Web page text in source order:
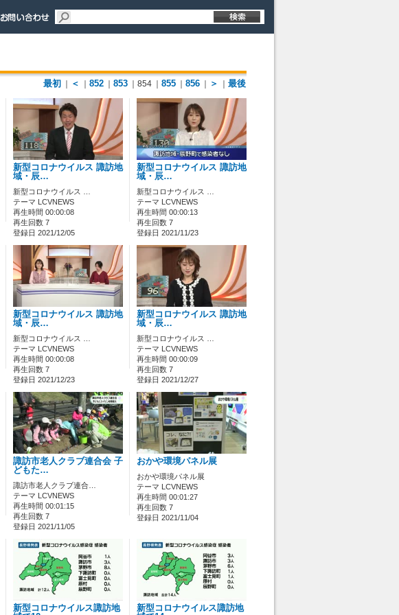
最初
＜ 852 853 ｜854 855 856 ＞ 最後
新型コロナウイルス 諏訪地
域・辰…
新型コロナウイルス …
テーマ LCVNEWS
再生時間 00:00:08
再生回数 7
登録日 2021/12/05
新型コロナウイルス 諏訪地
域・辰…
新型コロナウイルス …
テーマ LCVNEWS
再生時間 00:00:13
再生回数 7
登録日 2021/11/23
新型コロナウイルス 諏訪地
域・辰…
新型コロナウイルス …
テーマ LCVNEWS
再生時間 00:00:08
再生回数 7
登録日 2021/12/23
新型コロナウイルス 諏訪地
域・辰…
新型コロナウイルス …
テーマ LCVNEWS
再生時間 00:00:09
再生回数 7
登録日 2021/12/27
諏訪市老人クラブ連合会 子
どもた…
諏訪市老人クラブ連合…
テーマ LCVNEWS
再生時間 00:01:15
再生回数 7
登録日 2021/11/05
おかや環境パネル展
おかや環境パネル展
テーマ LCVNEWS
再生時間 00:01:27
再生回数 7
登録日 2021/11/04
新型コロナウイルス諏訪地
新型コロナウイルス諏訪地